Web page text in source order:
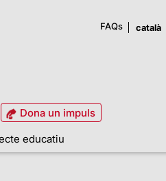
FAQs
Dona un impuls
educatiu